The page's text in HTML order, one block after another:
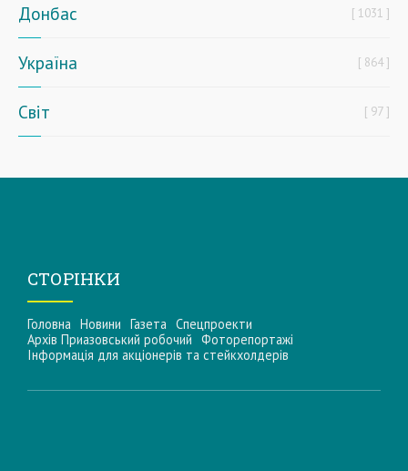
Донбас 1031
Україна 864
Світ 97
СТОРІНКИ
Головна Новини Газета Спецпроекти
Архів Приазовський робочий Фоторепортажі
Інформацiя для акцiонерiв та стейкхолдерiв